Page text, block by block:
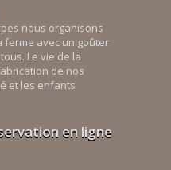
nous organisons
ferme avec un goûter
Le vie de la
de nos
et les enfants
en ligne